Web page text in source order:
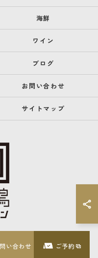
い合わせ ご予約
海鮮
ワイン
ブログ
お問い合わせ
サイトマップ
チン ALL RIGHTS RESERVED.